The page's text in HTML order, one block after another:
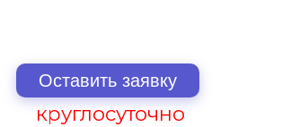
Оставить заявку
круглосуточно